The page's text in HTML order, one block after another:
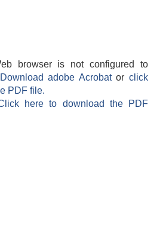
browser is not configured to
Download adobe Acrobatorclick
PDF file.
here to download the PDF